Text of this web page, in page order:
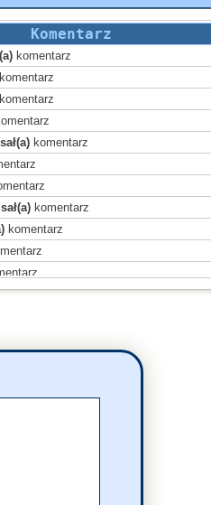
Komentarz
komentarz
komentarz
komentarz
komentarz
komentarz